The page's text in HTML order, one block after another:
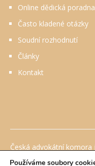
Online dědická poradna
Často kladené otázky
Soudní rozhodnutí
Články
Kontakt
Česká advokátní komora
o ochraně spotřebitele,
Používáme soubory